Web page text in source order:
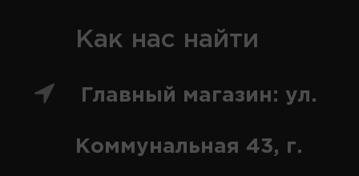
Как нас найти
Главный магазин: ул.
Коммунальная 43, г.